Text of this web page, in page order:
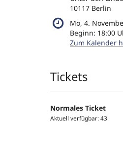
10117 Berlin
Mo, 4.
Beginn: 18:00
Zum Kalender
Produkte
Tickets
Normales Ticket
Aktuell verfügbar: 43